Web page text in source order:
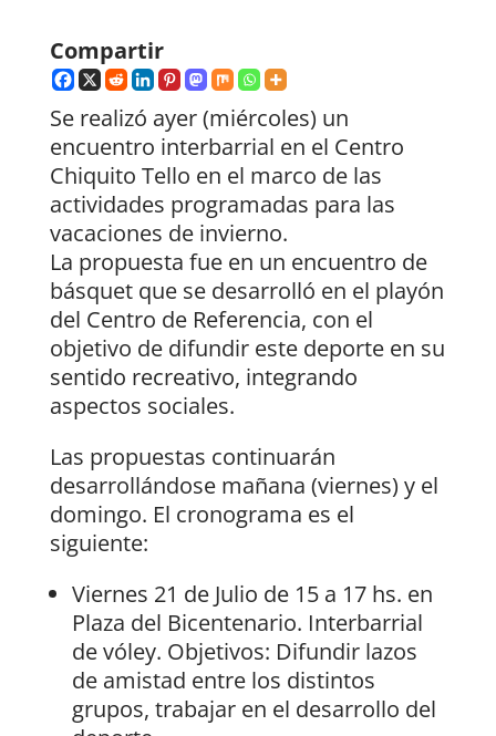
Compartir
Se realizó ayer (miércoles) un
encuentro interbarrial en el Centro
Chiquito Tello en el marco de las
actividades programadas para las
vacaciones de invierno.
La propuesta fue en un encuentro de
básquet que se desarrolló en el playón
del Centro de Referencia, con el
objetivo de difundir este deporte en su
sentido recreativo, integrando
aspectos sociales.
Las propuestas continuarán
desarrollándose mañana (viernes) y el
domingo. El cronograma es el
siguiente:
Viernes 21 de Julio de 15 a 17 hs. en
Plaza del Bicentenario. Interbarrial
de vóley. Objetivos: Difundir lazos
de amistad entre los distintos
grupos, trabajar en el desarrollo del